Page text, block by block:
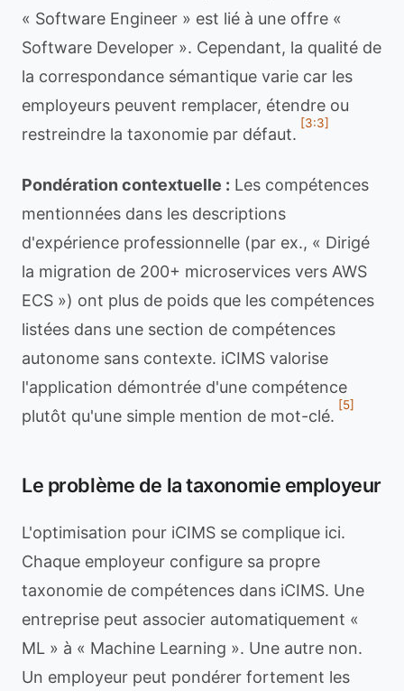
« Software Engineer » est lié à une offre «
Software Developer ». Cependant, la qualité de
la correspondance sémantique varie car les
employeurs peuvent remplacer, étendre ou
restreindre la taxonomie par défaut.
[3:3]
Pondération contextuelle : Les compétences
mentionnées dans les descriptions
d'expérience professionnelle (par ex., « Dirigé
la migration de 200+ microservices vers AWS
ECS ») ont plus de poids que les compétences
listées dans une section de compétences
autonome sans contexte. iCIMS valorise
l'application démontrée d'une compétence
plutôt qu'une simple mention de mot-clé.
[5]
Le problème de la taxonomie employeur
L'optimisation pour iCIMS se complique ici.
Chaque employeur configure sa propre
taxonomie de compétences dans iCIMS. Une
entreprise peut associer automatiquement «
ML » à « Machine Learning ». Une autre non.
Un employeur peut pondérer fortement les